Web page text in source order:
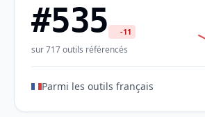
#535 -11
sur 717 outils référencés
Parmi les outils français